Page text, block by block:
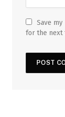
Save
for the next